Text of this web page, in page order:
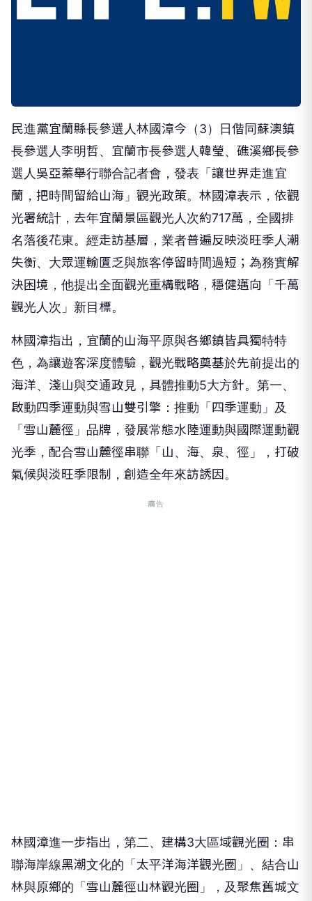
民進黨宜蘭縣長參選人林國漳今（3）日偕同蘇澳鎮
長參選人李明哲、宜蘭市長參選人韓瑩、礁溪鄉長參
選人吳亞蓁舉行聯合記者會，發表「讓世界走進宜
蘭，把時間留給山海」觀光政策。林國漳表示，依觀
光署統計，去年宜蘭景區觀光人次約717萬，全國排
名落後花東。經走訪基層，業者普遍反映淡旺季人潮
失衡、大眾運輸匱乏與旅客停留時間過短；為務實解
決困境，他提出全面觀光重構戰略，穩健邁向「千萬
觀光人次」新目標。
林國漳指出，宜蘭的山海平原與各鄉鎮皆具獨特特
色，為讓遊客深度體驗，觀光戰略奠基於先前提出的
海洋、淺山與交通政見，具體推動5大方針。第一、
啟動四季運動與雪山雙引擎：推動「四季運動」及
「雪山麓徑」品牌，發展常態水陸運動與國際運動觀
光季，配合雪山麓徑串聯「山、海、泉、徑」，打破
氣候與淡旺季限制，創造全年來訪誘因。
廣告
林國漳進一步指出，第二、建構3大區域觀光圈：串
聯海岸線黑潮文化的「太平洋海洋觀光圈」、結合山
林與原鄉的「雪山麓徑山林觀光圈」，及聚焦舊城文